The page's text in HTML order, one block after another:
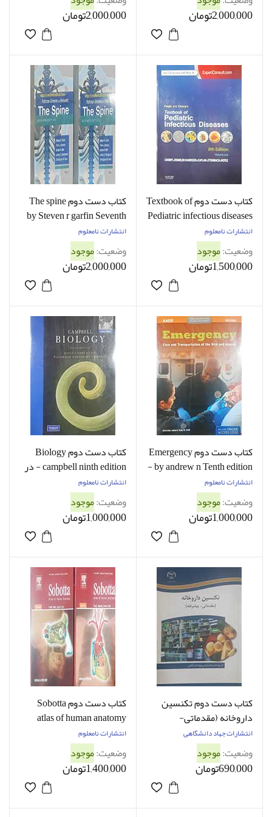
حد نو
2,000,000تومان 2,000,000تومان
کتاب دست دوم Textbook of
Pediatric infectious diseases
حد نو
انتشارات نامعلوم
وضعیت:موجود
1,500,000تومان
کتاب دست دوم The spine
by Steven r garfin Seventh
حد نو
انتشارات نامعلوم
وضعیت:موجود
2,000,000تومان
کتاب دست دوم Emergency
by andrew n Tenth edition -
در حد نو
انتشارات نامعلوم
وضعیت:موجود
1,000,000تومان
کتاب دست دوم Biology
campbell ninth edition - در
حد نو
انتشارات نامعلوم
وضعیت:موجود
1,000,000تومان
کتاب دست دوم تکنسین
داروخانه (مقدماتی-
پیشرفته)
انتشارات جهاد دانشگاهی
وضعیت:موجود
690,000تومان
کتاب دست دوم Sobotta
atlas of human anatomy
دوره دو جلدی - در حد نو
انتشارات نامعلوم
وضعیت:موجود
1,400,000تومان